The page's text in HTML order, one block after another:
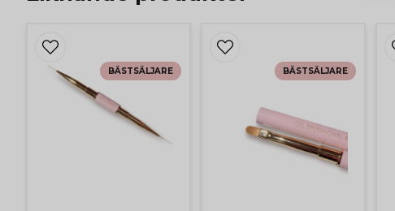
BÄSTSÄLJARE BÄSTSÄLJARE